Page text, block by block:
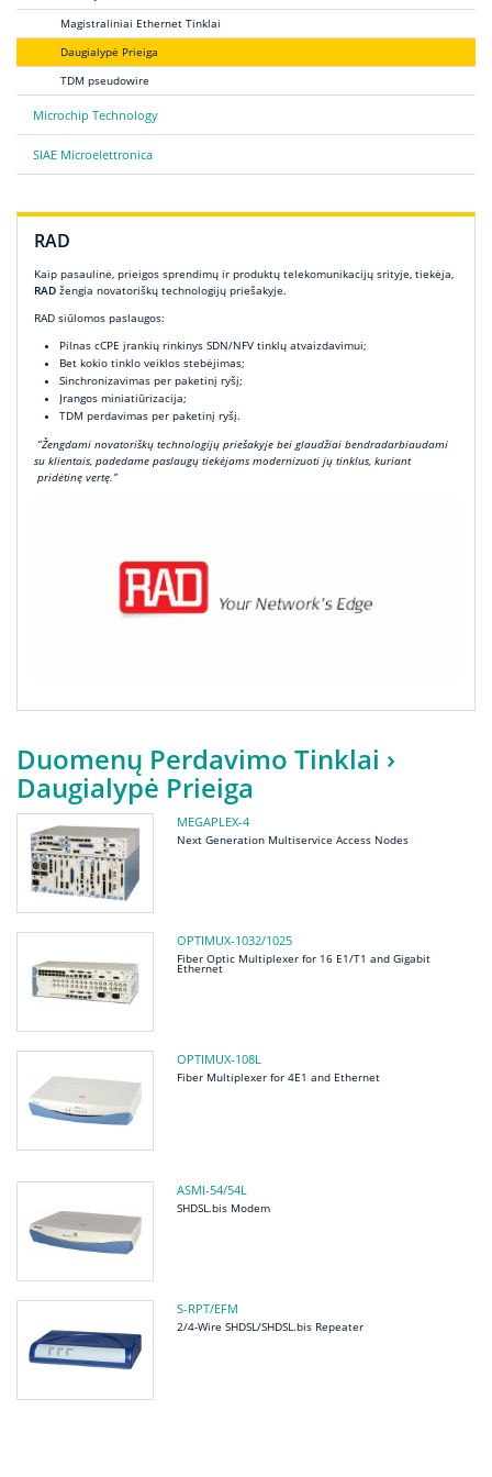
Magistraliniai Ethernet Tinklai
Daugialypė Prieiga
TDM pseudowire
Microchip Technology
SIAE Microelettronica
RAD
Kaip pasaulinė, prieigos sprendimų ir produktų telekomunikacijų srityje, tiekėja,
RAD žengia novatoriškų technologijų priešakyje.
RAD siūlomos paslaugos:
Pilnas cCPE įrankių rinkinys SDN/NFV tinklų atvaizdavimui;
Bet kokio tinklo veiklos stebėjimas;
Sinchronizavimas per paketinį ryšį;
Įrangos miniatiūrizacija;
TDM perdavimas per paketinį ryšį.
“Žengdami novatoriškų technologijų priešakyje bei glaudžiai bendradarbiaudami
su klientais, padedame paslaugų tiekėjams modernizuoti jų tinklus, kuriant
pridėtinę vertę.”
Duomenų Perdavimo Tinklai ›
Daugialypė Prieiga
MEGAPLEX-4
Next Generation Multiservice Access Nodes
OPTIMUX-1032/1025
Fiber Optic Multiplexer for 16 E1/T1 and Gigabit
Ethernet
OPTIMUX-108L
Fiber Multiplexer for 4E1 and Ethernet
ASMI-54/54L
SHDSL.bis Modem
S-RPT/EFM
2/4-Wire SHDSL/SHDSL.bis Repeater